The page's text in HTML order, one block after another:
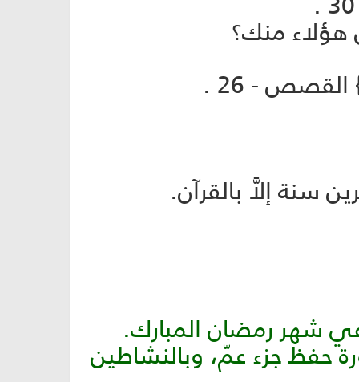
هؤلاء منك؟
- 26 .
سنة إلاَّ بالقرآن.
شهر رمضان المبارك.
حفظ جزء عمّ، وبالنشاطين